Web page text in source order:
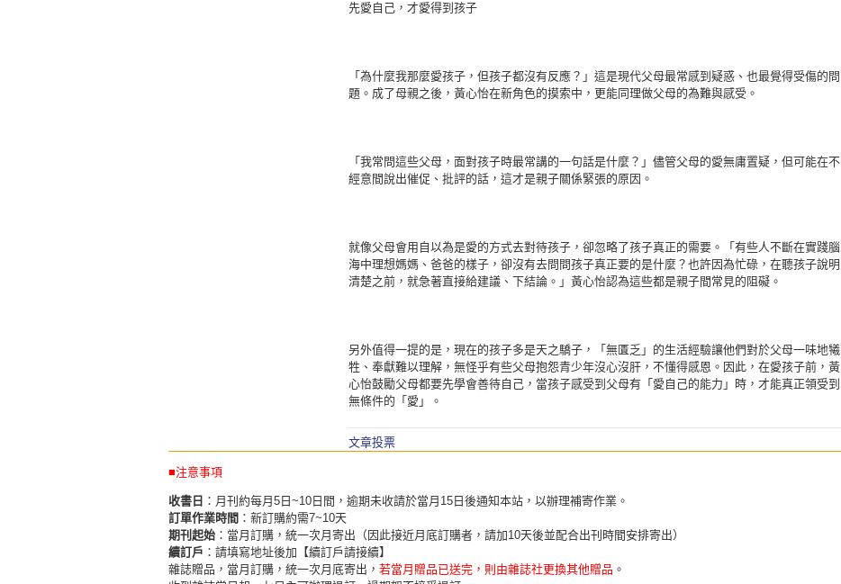
先愛自己，才愛得到孩子
「為什麼我那麼愛孩子，但孩子都沒有反應？」這是現代父母最常感到疑惑、也最覺得受傷的問
題。成了母親之後，黃心怡在新角色的摸索中，更能同理做父母的為難與感受。
「我常問這些父母，面對孩子時最常講的一句話是什麼？」儘管父母的愛無庸置疑，但可能在不
經意間說出催促、批評的話，這才是親子關係緊張的原因。
就像父母會用自以為是愛的方式去對待孩子，卻忽略了孩子真正的需要。「有些人不斷在實踐腦
海中理想媽媽、爸爸的樣子，卻沒有去問問孩子真正要的是什麼？也許因為忙碌，在聽孩子說明
清楚之前，就急著直接給建議、下結論。」黃心怡認為這些都是親子間常見的阻礙。
另外值得一提的是，現在的孩子多是天之驕子，「無匱乏」的生活經驗讓他們對於父母一味地犧
牲、奉獻難以理解，無怪乎有些父母抱怨青少年沒心沒肝，不懂得感恩。因此，在愛孩子前，黃
心怡鼓勵父母都要先學會善待自己，當孩子感受到父母有「愛自己的能力」時，才能真正領受到
無條件的「愛」。
文章投票
■注意事項
收書日 ：月刊約每月5日~10日間，逾期未收請於當月15日後通知本站，以辦理補寄作業。
訂單作業時間 ：新訂購約需7~10天
期刊起始 ：當月訂購，統一次月寄出（因此接近月底訂購者，請加10天後並配合出刊時間安排寄出）
續訂戶 ：請填寫地址後加【續訂戶請接續】
雜誌贈品，當月訂購，統一次月底寄出， 若當月贈品已送完，則由雜誌社更換其他贈品 。